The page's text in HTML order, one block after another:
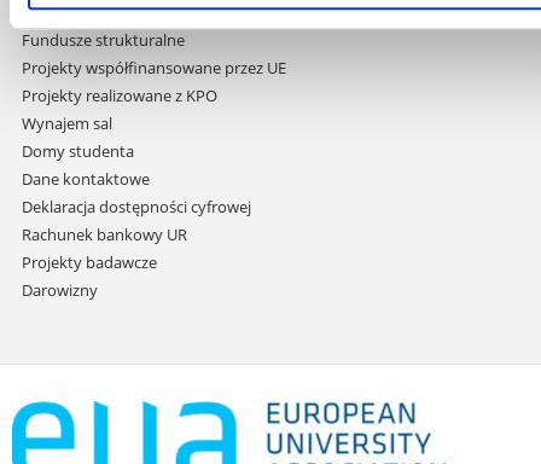
Zamówienia publiczne
Fundusze strukturalne
Projekty współfinansowane przez UE
Projekty realizowane z KPO
Wynajem sal
Domy studenta
Dane kontaktowe
Deklaracja dostępności cyfrowej
Rachunek bankowy UR
Projekty badawcze
Darowizny